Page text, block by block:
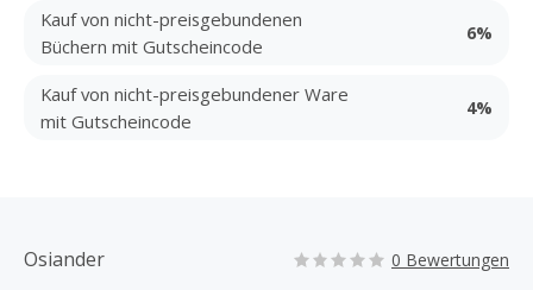
Kauf von nicht-preisgebundenen
Büchern mit Gutscheincode
6%
Kauf von nicht-preisgebundener Ware
mit Gutscheincode
4%
Osiander 0 Bewertungen